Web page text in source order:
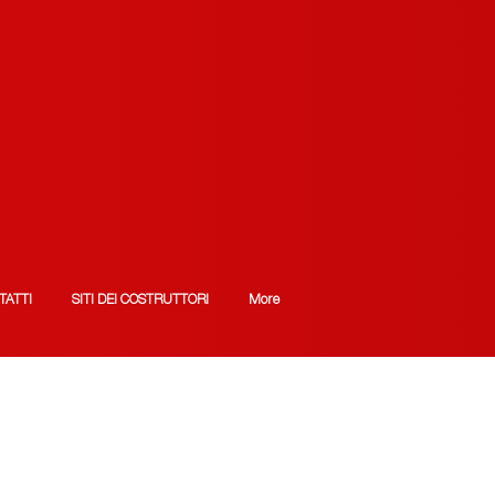
SITI DEI COSTRUTTORI More